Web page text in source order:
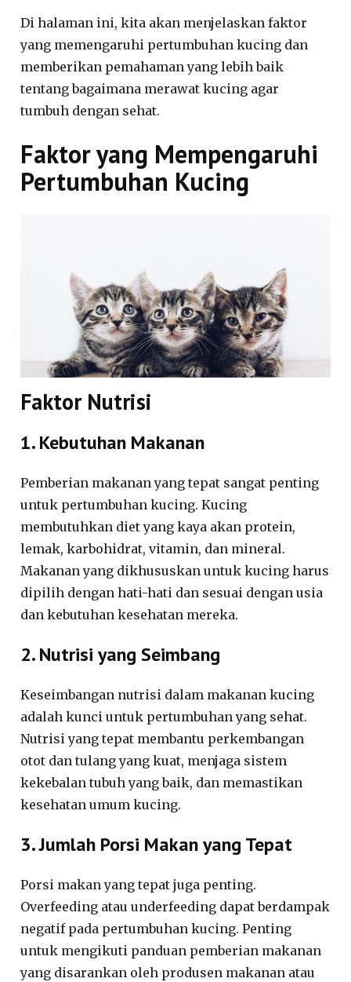
Di halaman ini, kita akan menjelaskan faktor
yang memengaruhi pertumbuhan kucing dan
memberikan pemahaman yang lebih baik
tentang bagaimana merawat kucing agar
tumbuh dengan sehat.
Faktor yang Mempengaruhi
Pertumbuhan Kucing
Faktor Nutrisi
1. Kebutuhan Makanan
Pemberian makanan yang tepat sangat penting
untuk pertumbuhan kucing. Kucing
membutuhkan diet yang kaya akan protein,
lemak, karbohidrat, vitamin, dan mineral.
Makanan yang dikhususkan untuk kucing harus
dipilih dengan hati-hati dan sesuai dengan usia
dan kebutuhan kesehatan mereka.
2. Nutrisi yang Seimbang
Keseimbangan nutrisi dalam makanan kucing
adalah kunci untuk pertumbuhan yang sehat.
Nutrisi yang tepat membantu perkembangan
otot dan tulang yang kuat, menjaga sistem
kekebalan tubuh yang baik, dan memastikan
kesehatan umum kucing.
3. Jumlah Porsi Makan yang Tepat
Porsi makan yang tepat juga penting.
Overfeeding atau underfeeding dapat berdampak
negatif pada pertumbuhan kucing. Penting
untuk mengikuti panduan pemberian makanan
yang disarankan oleh produsen makanan atau